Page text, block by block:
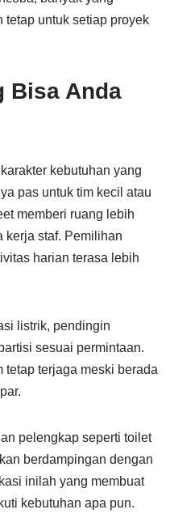
untuk setiap proyek
Bisa Anda
kebutuhan yang
pas untuk tim kecil atau
memberi ruang lebih
kerja staf. Pemilihan
harian terasa lebih
listrik, pendingin
sesuai permintaan.
tetap terjaga meski berada
pelengkap seperti toilet
berdampingan dengan
inilah yang membuat
kebutuhan apa pun.